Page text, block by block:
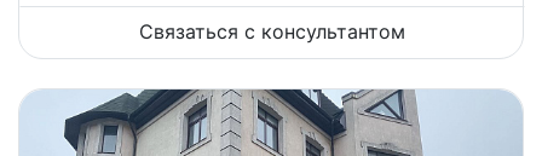
Связаться с консультантом